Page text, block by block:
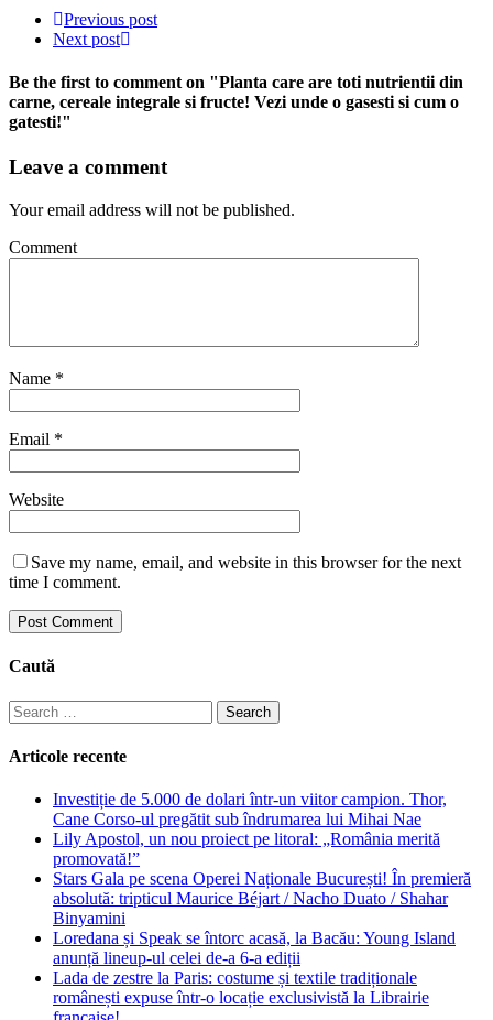
Previous post
Next post
Be the first to comment on "Planta care are toti nutrientii din
carne, cereale integrale si fructe! Vezi unde o gasesti si cum o
gatesti!"
Leave a comment
Your email address will not be published.
Comment
Name *
Email *
Website
Save my name, email, and website in this browser for the next
time I comment.
Caută
Search
for:
Articole recente
Investiție de 5.000 de dolari într-un viitor campion. Thor,
Cane Corso-ul pregătit sub îndrumarea lui Mihai Nae
Lily Apostol, un nou proiect pe litoral: „România merită
promovată!”
Stars Gala pe scena Operei Naționale București! În premieră
absolută: tripticul Maurice Béjart / Nacho Duato / Shahar
Binyamini
Loredana și Speak se întorc acasă, la Bacău: Young Island
anunță lineup-ul celei de-a 6-a ediții
Lada de zestre la Paris: costume și textile tradiționale
românești expuse într-o locație exclusivistă la Librairie